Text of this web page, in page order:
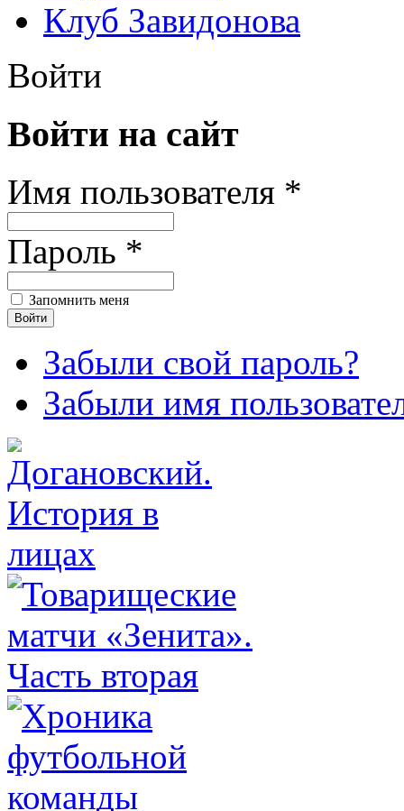
Клуб Завидонова
Войти
Войти на сайт
Имя пользователя *
Пароль *
Запомнить меня
Забыли свой пароль?
Забыли имя